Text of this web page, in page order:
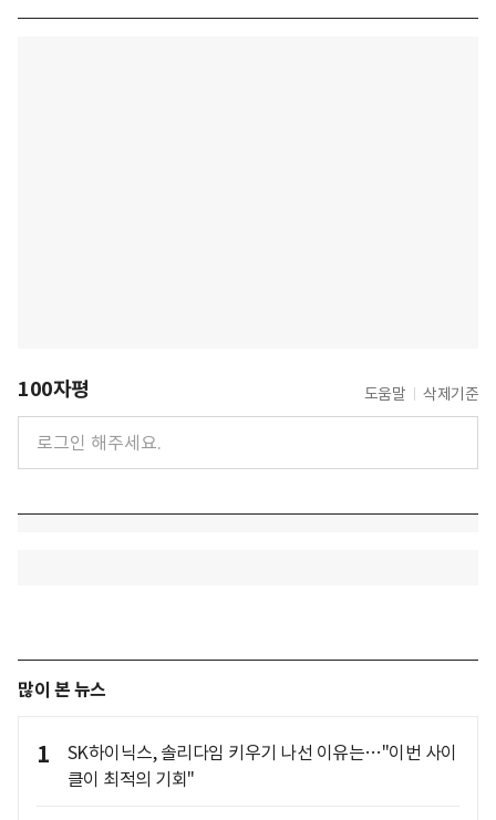
100자평 도움말 삭제기준
많이 본 뉴스
1
SK하이닉스, 솔리다임 키우기 나선 이유는…"이번 사이
클이 최적의 기회"